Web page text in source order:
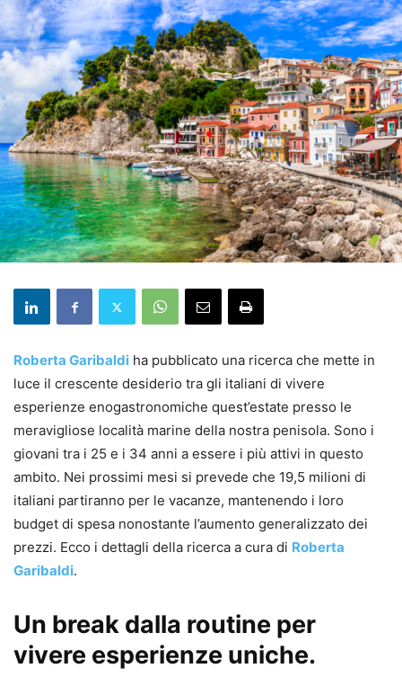
Roberta Garibaldi ha pubblicato una ricerca che mette in
luce il crescente desiderio tra gli italiani di vivere
esperienze enogastronomiche quest’estate presso le
meravigliose località marine della nostra penisola. Sono i
giovani tra i 25 e i 34 anni a essere i più attivi in questo
ambito. Nei prossimi mesi si prevede che 19,5 milioni di
italiani partiranno per le vacanze, mantenendo i loro
budget di spesa nonostante l’aumento generalizzato dei
prezzi. Ecco i dettagli della ricerca a cura di Roberta
Garibaldi.
Un break dalla routine per
vivere esperienze uniche.